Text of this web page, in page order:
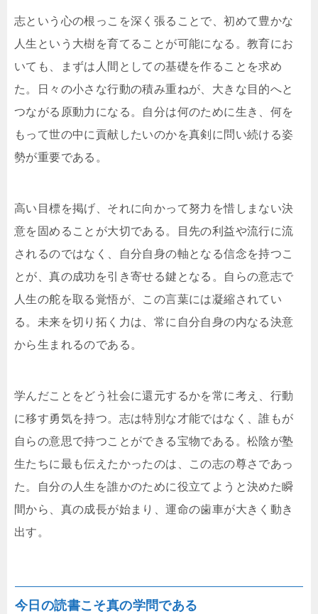
志という心の根っこを深く張ることで、初めて豊かな
人生という大樹を育てることが可能になる。教育にお
いても、まずは人間としての基礎を作ることを求め
た。日々の小さな行動の積み重ねが、大きな目的へと
つながる原動力になる。自分は何のために生き、何を
もって世の中に貢献したいのかを真剣に問い続ける姿
勢が重要である。
高い目標を掲げ、それに向かって努力を惜しまない決
意を固めることが大切である。目先の利益や流行に流
されるのではなく、自分自身の軸となる信念を持つこ
とが、真の成功を引き寄せる鍵となる。自らの意志で
人生の舵を取る覚悟が、この言葉には凝縮されてい
る。未来を切り拓く力は、常に自分自身の内なる決意
から生まれるのである。
学んだことをどう社会に還元するかを常に考え、行動
に移す勇気を持つ。志は特別な才能ではなく、誰もが
自らの意思で持つことができる宝物である。松陰が塾
生たちに最も伝えたかったのは、この志の尊さであっ
た。自分の人生を誰かのために役立てようと決めた瞬
間から、真の成長が始まり、運命の歯車が大きく動き
出す。
今日の読書こそ真の学問である